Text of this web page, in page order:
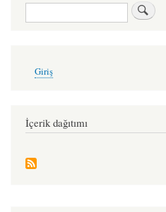
Ara
account
Giriş
İçerik dağıtımı